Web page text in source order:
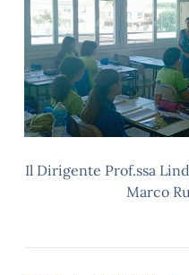
Il Dirigente Prof.ssa
Marco